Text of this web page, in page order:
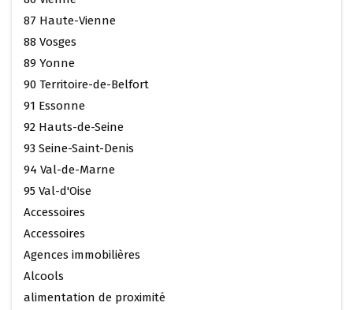
87 Haute-Vienne
88 Vosges
89 Yonne
90 Territoire-de-Belfort
91 Essonne
92 Hauts-de-Seine
93 Seine-Saint-Denis
94 Val-de-Marne
95 Val-d'Oise
Accessoires
Accessoires
Agences immobilières
Alcools
alimentation de proximité